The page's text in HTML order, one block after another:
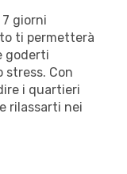
giorni
ti permetterà
goderti
stress. Con
i quartieri
rilassarti nei